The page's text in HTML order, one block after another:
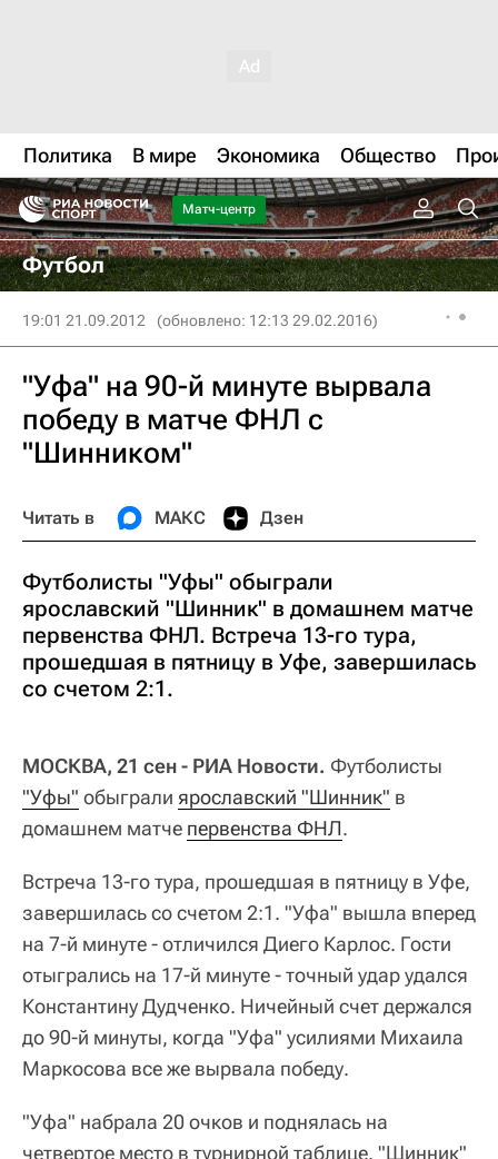
Политика В мире Экономика Общество
Матч-центр
Футбол
19:01 21.09.2012 (обновлено: 12:13 29.02.2016)
"Уфа" на 90-й минуте вырвала
победу в матче ФНЛ с
"Шинником"
Читать в МАКС Дзен
Футболисты "Уфы" обыграли
ярославский "Шинник" в домашнем матче
первенства ФНЛ. Встреча 13-го тура,
прошедшая в пятницу в Уфе, завершилась
со счетом 2:1.
МОСКВА, 21 сен - РИА Новости. Футболисты
"Уфы" обыграли ярославский "Шинник" в
домашнем матче первенства ФНЛ.
Встреча 13-го тура, прошедшая в пятницу в Уфе,
завершилась со счетом 2:1. "Уфа" вышла вперед
на 7-й минуте - отличился Диего Карлос. Гости
отыгрались на 17-й минуте - точный удар удался
Константину Дудченко. Ничейный счет держался
до 90-й минуты, когда "Уфа" усилиями Михаила
Маркосова все же вырвала победу.
"Уфа" набрала 20 очков и поднялась на
четвертое место в турнирной таблице. "Шинник"